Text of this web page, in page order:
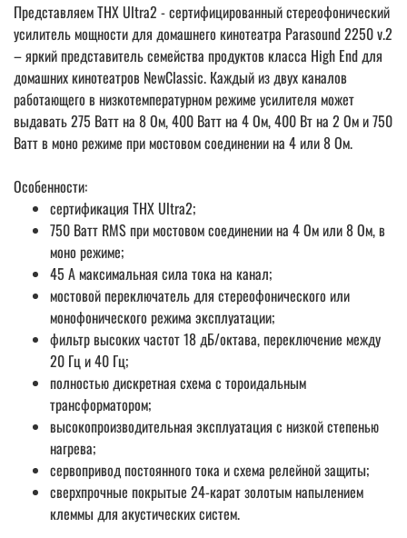
Представляем THX Ultra2 - сертифицированный стереофонический
усилитель мощности для домашнего кинотеатра Parasound 2250 v.2
– яркий представитель семейства продуктов класса High End для
домашних кинотеатров NewClassic. Каждый из двух каналов
работающего в низкотемпературном режиме усилителя может
выдавать 275 Ватт на 8 Ом, 400 Ватт на 4 Ом, 400 Вт на 2 Ом и 750
Ватт в моно режиме при мостовом соединении на 4 или 8 Ом.
Особенности:
сертификация THX Ultra2;
750 Ватт RMS при мостовом соединении на 4 Ом или 8 Ом, в
моно режиме;
45 А максимальная сила тока на канал;
мостовой переключатель для стереофонического или
монофонического режима эксплуатации;
фильтр высоких частот 18 дБ/октава, переключение между
20 Гц и 40 Гц;
полностью дискретная схема с тороидальным
трансформатором;
высокопроизводительная эксплуатация с низкой степенью
нагрева;
сервопривод постоянного тока и схема релейной защиты;
сверхпрочные покрытые 24-карат золотым напылением
клеммы для акустических систем.